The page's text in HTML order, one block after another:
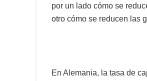
por un lado cómo se
otro cómo se reducen las
En Alemania, la tasa de